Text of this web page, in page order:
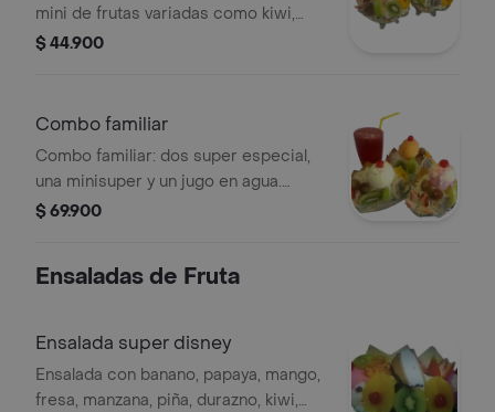
mini de frutas variadas como kiwi,
pitahaya, cereza y helado.
$ 44.900
Combo familiar
Combo familiar: dos super especial,
una minisuper y un jugo en agua.
Incluye helado, frutas variadas como
$ 69.900
Ensaladas de Fruta
Ensalada super disney
Ensalada con banano, papaya, mango,
fresa, manzana, piña, durazno, kiwi,